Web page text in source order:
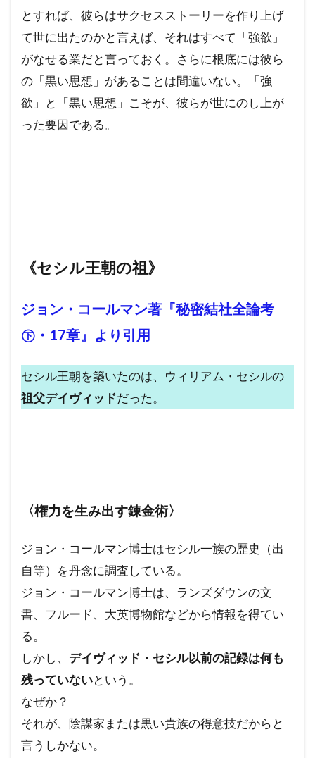
とすれば、彼らはサクセスストーリーを作り上げ
て世に出たのかと言えば、それはすべて「強欲」
がなせる業だと言っておく。さらに根底には彼ら
の「黒い思想」があることは間違いない。「強
欲」と「黒い思想」こそが、彼らが世にのし上が
った要因である。
《セシル王朝の祖》
ジョン・コールマン著『秘密結社全論考
㊦・17章』より引用
セシル王朝を築いたのは、ウィリアム・セシルの
祖父デイヴィッドだった。
〈権力を生み出す錬金術〉
ジョン・コールマン博士はセシル一族の歴史（出
自等）を丹念に調査している。
ジョン・コールマン博士は、ランズダウンの文
書、フルード、大英博物館などから情報を得てい
る。
しかし、 デイヴィッド・セシル以前の記録は何も
残っていないという。
なぜか？
それが、陰謀家または黒い貴族の得意技だからと
言うしかない。